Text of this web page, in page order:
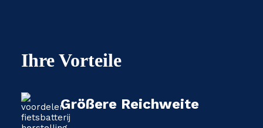
Ihre Vorteile
Größere Reichweite